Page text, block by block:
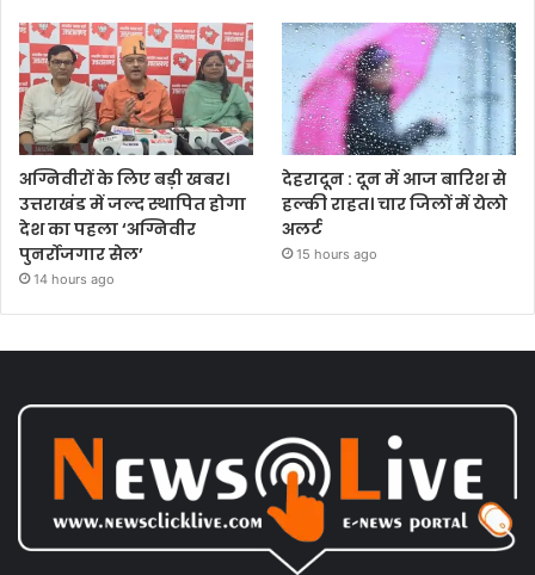
अग्निवीरों के लिए बड़ी खबर।
उत्तराखंड में जल्द स्थापित होगा
देश का पहला ‘अग्निवीर
पुनर्रोजगार सेल’
14 hours ago
देहरादून : दून में आज बारिश से
हल्की राहत। चार जिलों में येलो
अलर्ट
15 hours ago